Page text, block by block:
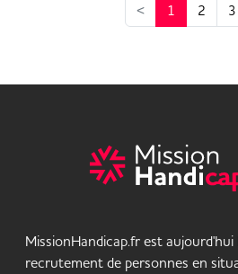
< 1 2 3
MissionHandicap.fr est aujourd'hui
recrutement de personnes en